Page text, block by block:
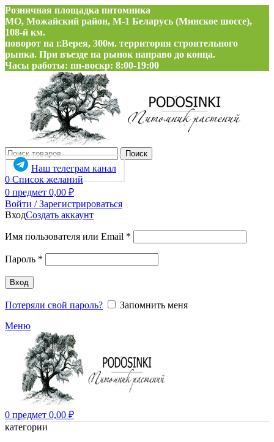
Розничная площадка питомника
МО, Можайский район, М-1 Беларусь (Минское шоссе),
108-й км.
поворот на г.Верея, 300м. территория строительного
рынка. При въезде на рынок направо до конца.
Часы работы: пн-воскр: 8:00-19:00
Поиск
Наш телеграм канал
0 Список желаний
0 предмет 0,00 ₽
Войти / Зарегистрироваться
ВходСоздать аккаунт
Имя пользователя или Email *
Пароль *
Вход
Потеряли свой пароль?
Запомнить меня
Меню
0 предмет 0,00 ₽
категории